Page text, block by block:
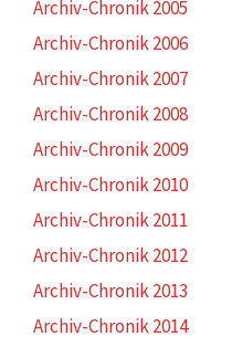
Archiv-Chronik 2005
Archiv-Chronik 2006
Archiv-Chronik 2007
Archiv-Chronik 2008
Archiv-Chronik 2009
Archiv-Chronik 2010
Archiv-Chronik 2011
Archiv-Chronik 2012
Archiv-Chronik 2013
Archiv-Chronik 2014